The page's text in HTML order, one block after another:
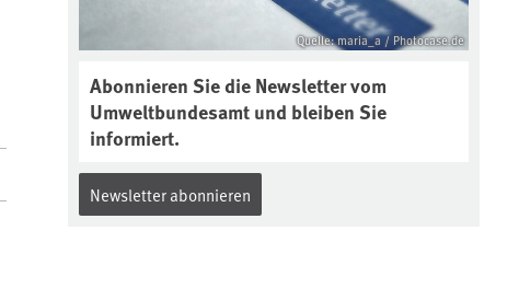
Quelle: maria_a / Photocase.de
Abonnieren Sie die Newsletter vom
Umweltbundesamt und bleiben Sie
informiert.
Newsletter abonnieren